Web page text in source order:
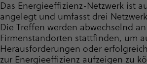
Das Ener­gie­ef­fi­zienz-Netzwerk ist
angelegt und umfasst drei
Die Treffen werden abwechselnd
Firmen­stand­orten stattfinden, um
Heraus­for­de­rungen oder
zur Ener­gie­ef­fi­zienz aufzeigen zu